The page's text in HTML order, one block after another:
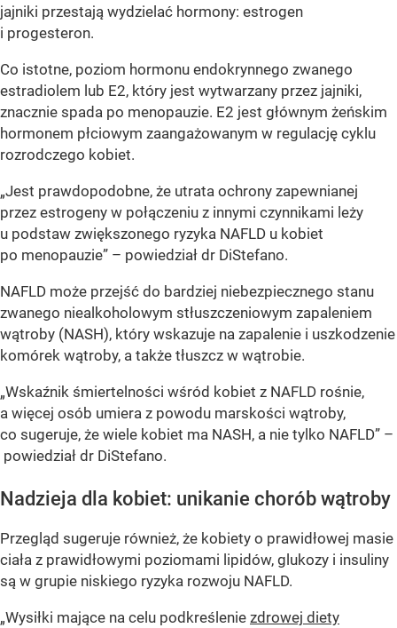
jajniki przestają wydzielać hormony: estrogen
i progesteron.
Co istotne, poziom hormonu endokrynnego zwanego
estradiolem lub E2, który jest wytwarzany przez jajniki,
znacznie spada po menopauzie. E2 jest głównym żeńskim
hormonem płciowym zaangażowanym w regulację cyklu
rozrodczego kobiet.
„Jest prawdopodobne, że utrata ochrony zapewnianej
przez estrogeny w połączeniu z innymi czynnikami leży
u podstaw zwiększonego ryzyka NAFLD u kobiet
po menopauzie” – powiedział dr DiStefano.
NAFLD może przejść do bardziej niebezpiecznego stanu
zwanego niealkoholowym stłuszczeniowym zapaleniem
wątroby (NASH), który wskazuje na zapalenie i uszkodzenie
komórek wątroby, a także tłuszcz w wątrobie.
„Wskaźnik śmiertelności wśród kobiet z NAFLD rośnie,
a więcej osób umiera z powodu marskości wątroby,
co sugeruje, że wiele kobiet ma NASH, a nie tylko NAFLD” –
powiedział dr DiStefano.
Nadzieja dla kobiet: unikanie chorób wątroby
Przegląd sugeruje również, że kobiety o prawidłowej masie
ciała z prawidłowymi poziomami lipidów, glukozy i insuliny
są w grupie niskiego ryzyka rozwoju NAFLD.
„Wysiłki mające na celu podkreślenie zdrowej diety